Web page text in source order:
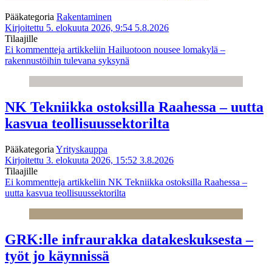
Pääkategoria Rakentaminen
Kirjoitettu 5. elokuuta 2026, 9:54 5.8.2026
Tilaajille
Ei kommentteja artikkeliin Hailuotoon nousee lomakylä –
rakennustöihin tulevana syksynä
NK Tekniikka ostoksilla Raahessa – uutta
kasvua teollisuussektorilta
Pääkategoria Yrityskauppa
Kirjoitettu 3. elokuuta 2026, 15:52 3.8.2026
Tilaajille
Ei kommentteja artikkeliin NK Tekniikka ostoksilla Raahessa –
uutta kasvua teollisuussektorilta
GRK:lle infraurakka datakeskuksesta –
työt jo käynnissä